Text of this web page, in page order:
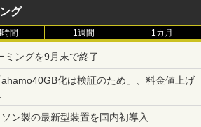
グ
間 1週間 1カ月
ミングを9月末で終了
ahamo40GB化は検証のため」、料金値上げ
ン製の最新型装置を国内初導入